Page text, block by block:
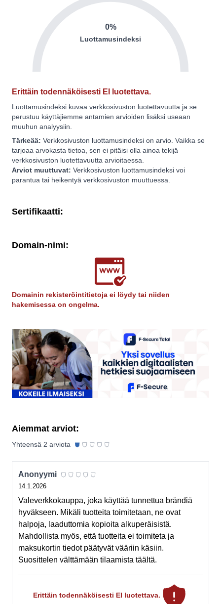
0%
Luottamusindeksi
Erittäin todennäköisesti EI luotettava.
Luottamusindeksi kuvaa verkkosivuston luotettavuutta ja se
perustuu käyttäjiemme antamien arvioiden lisäksi useaan
muuhun analyysiin.
Tärkeää: Verkkosivuston luottamusindeksi on arvio. Vaikka se
tarjoaa arvokasta tietoa, sen ei pitäisi olla ainoa tekijä
verkkosivuston luotettavuutta arvioitaessa.
Arviot muuttuvat: Verkkosivuston luottamusindeksi voi
parantua tai heikentyä verkkosivuston muuttuessa.
Sertifikaatti:
Domain-nimi:
Domainin rekisteröintitietoja ei löydy tai niiden
hakemisessa on ongelma.
Aiemmat arviot:
Yhteensä 2 arviota ⛊ ⛉ ⛉ ⛉ ⛉
Anonyymi ⛉ ⛉ ⛉ ⛉ ⛉
14.1.2026
Valeverkkokauppa, joka käyttää tunnettua brändiä
hyväkseen. Mikäli tuotteita toimitetaan, ne ovat
halpoja, laaduttomia kopioita alkuperäisistä.
Mahdollista myös, että tuotteita ei toimiteta ja
maksukortin tiedot päätyvät vääriin käsiin.
Suosittelen välttämään tilaamista täältä.
Erittäin todennäköisesti EI luotettava.